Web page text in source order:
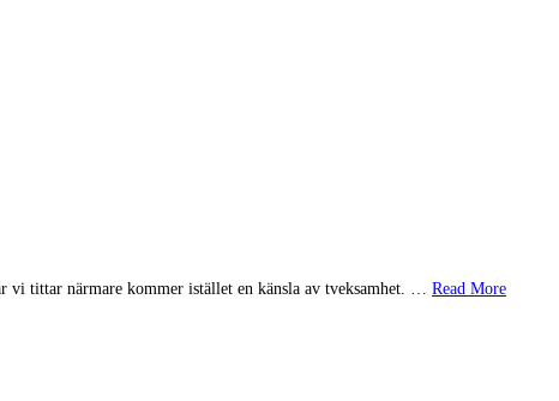
vi tittar närmare kommer istället en känsla av tveksamhet. … Read More